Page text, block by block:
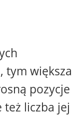
tym większa
pozycje
liczba jej